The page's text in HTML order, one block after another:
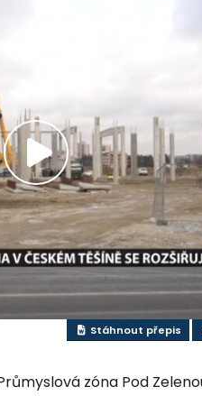
Přehrát
video
Stáhnout přepis
zóna Pod